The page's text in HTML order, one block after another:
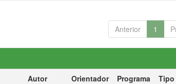
Anterior 1
Autor Orientador Programa
Tipo